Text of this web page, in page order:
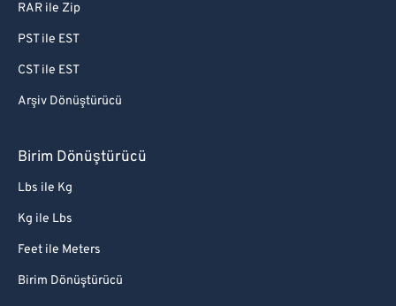
RAR ile Zip
PST ile EST
CST ile EST
Arşiv Dönüştürücü
Birim Dönüştürücü
Lbs ile Kg
Kg ile Lbs
Feet ile Meters
Birim Dönüştürücü